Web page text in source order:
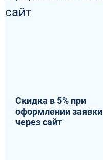
Скидка в 5% при
оформлении заявки
через сайт